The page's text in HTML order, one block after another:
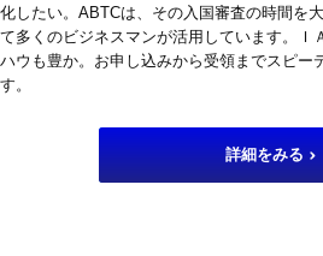
化したい。ABTCは、その入国審査の時間を
て多くのビジネスマンが活用しています。Ｉ
ハウも豊か。お申し込みから受領までスピー
す。
詳細をみる